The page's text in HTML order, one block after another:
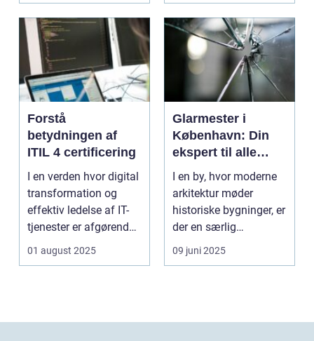
Forstå
betydningen af
ITIL 4 certificering
I en verden hvor digital
transformation og
effektiv ledelse af IT-
tjenester er afgørende,
st&...
01 august 2025
Glarmester i
København: Din
ekspert til alle
glasbehov
I en by, hvor moderne
arkitektur møder
historiske bygninger, er
der en særlig
ekspertis...
09 juni 2025